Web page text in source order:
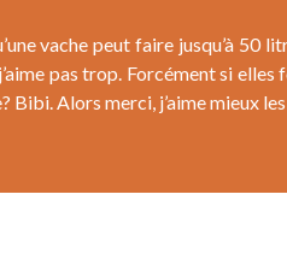
vache peut faire jusqu’à 50
pas trop. Forcément si
Bibi. Alors merci, j’aime mieux